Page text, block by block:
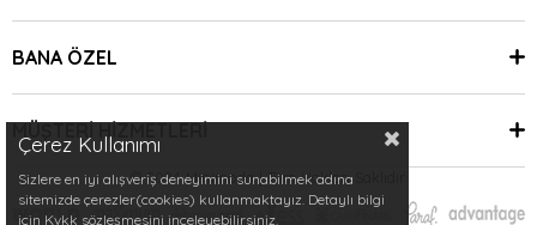
BANA ÖZEL
MÜŞTERİ HİZMETLERİ
© 2024 Minimoda | Tüm Hakları Saklıdır.
Çerez Kullanımı
Sizlere en iyi alışveriş deneyimini sunabilmek adına
sitemizde çerezler(cookies) kullanmaktayız. Detaylı bilgi
için Kvkk sözleşmesini inceleyebilirsiniz.